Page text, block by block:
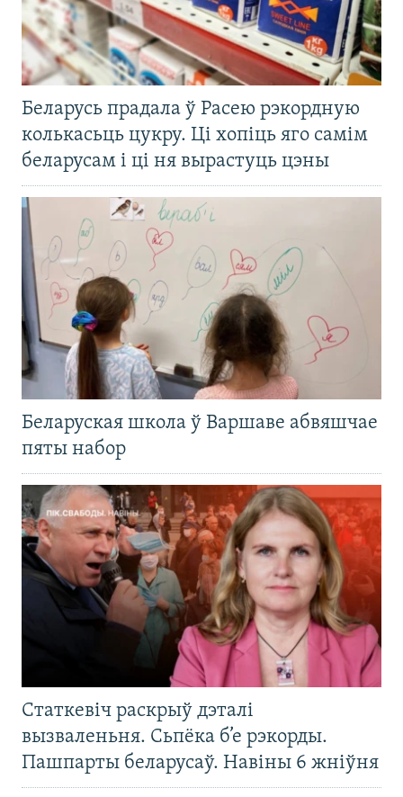
Беларусь прадала ў Расею рэкордную
колькасьць цукру. Ці хопіць яго самім
беларусам і ці ня вырастуць цэны
Беларуская школа ў Варшаве абвяшчае
пяты набор
Статкевіч раскрыў дэталі
вызваленьня. Сьпёка б’е рэкорды.
Пашпарты беларусаў. Навіны 6 жніўня